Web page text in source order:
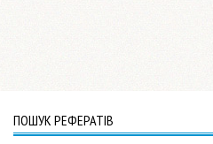
ПОШУК РЕФЕРАТІВ